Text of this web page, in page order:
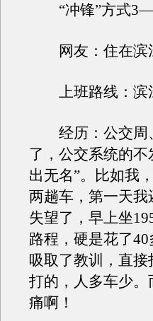
“冲锋”方式
网友：住在滨
上班路线：滨
经历：公交周
了，公交系统的不
出无名”。比如我
两趟车，第一天
失望了，早上坐
路程，硬是花了
吸取了教训，直
打的，人多车少
痛啊！